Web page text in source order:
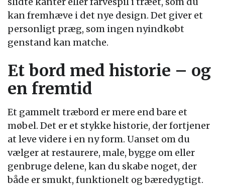
kan fremhæve i det nye design. Det giver et
personligt præg, som ingen nyindkøbt
genstand kan matche.
Et bord med historie – og
en fremtid
Et gammelt træbord er mere end bare et
møbel. Det er et stykke historie, der fortjener
at leve videre i en ny form. Uanset om du
vælger at restaurere, male, bygge om eller
genbruge delene, kan du skabe noget, der
både er smukt, funktionelt og bæredygtigt.